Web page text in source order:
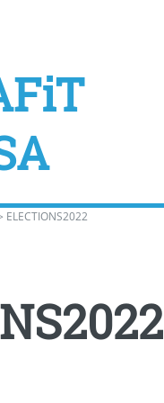
ELECTIONS2022